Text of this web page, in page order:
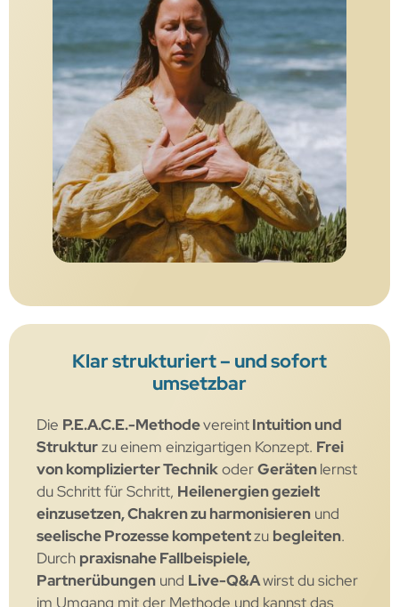
Klar strukturiert – und sofort
umsetzbar
Die P.E.A.C.E.-MethodevereintIntuition und
Strukturzu einem einzigartigen Konzept. Frei
von komplizierter TechnikoderGerätenlernst
du Schritt für Schritt, Heilenergien gezielt
einzusetzen, Chakren zu harmonisieren und
seelische Prozesse kompetentzu begleiten.
Durch praxisnahe Fallbeispiele,
Partnerübungen und Live-Q&Awirst du sicher
im Umgang mit der Methode und kannst das